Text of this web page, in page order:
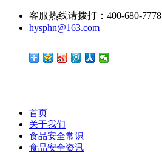
客服热线请拨打：400-680-7778
hysphn@163.com
首页
关于我们
食品安全常识
食品安全资讯